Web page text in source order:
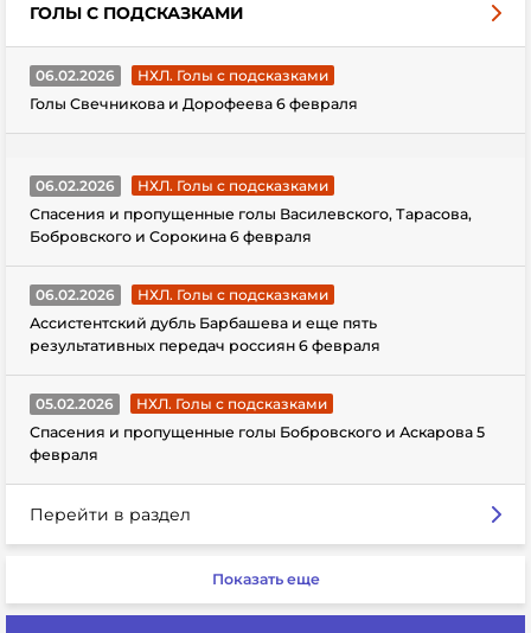
ГОЛЫ С ПОДСКАЗКАМИ
06.02.2026
НХЛ. Голы с подсказками
Голы Свечникова и Дорофеева 6 февраля
06.02.2026
НХЛ. Голы с подсказками
Спасения и пропущенные голы Василевского, Тарасова,
Бобровского и Сорокина 6 февраля
06.02.2026
НХЛ. Голы с подсказками
Ассистентский дубль Барбашева и еще пять
результативных передач россиян 6 февраля
05.02.2026
НХЛ. Голы с подсказками
Спасения и пропущенные голы Бобровского и Аскарова 5
февраля
Перейти в раздел
Показать еще